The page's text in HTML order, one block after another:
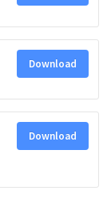
Download
Download